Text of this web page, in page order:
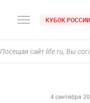
КУБОК
Посещая сайт life.ru, Вы
4 сентября